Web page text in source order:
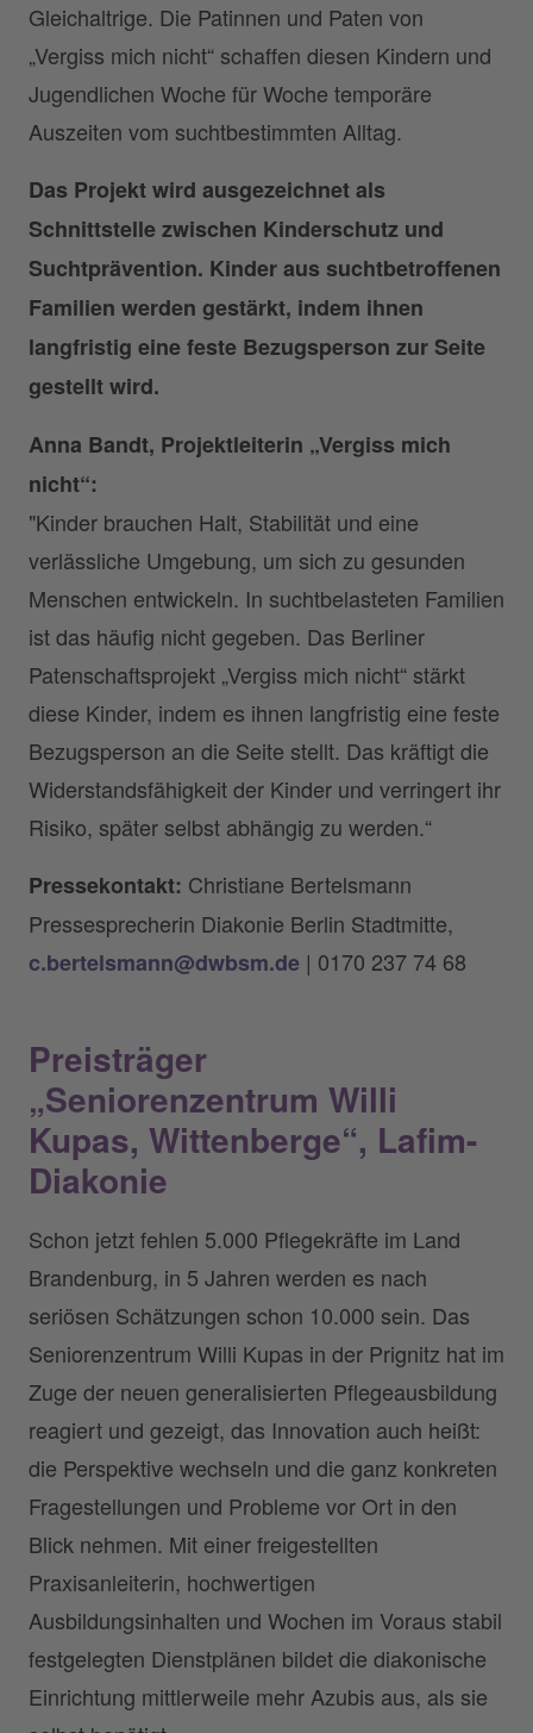
Gleichaltrige. Die Patinnen und Paten von
„Vergiss mich nicht“ schaffen diesen Kindern und
Jugendlichen Woche für Woche temporäre
Auszeiten vom suchtbestimmten Alltag.
Das Projekt wird ausgezeichnetals
Schnittstelle zwischen Kinderschutz und
Suchtprävention. Kinder aus suchtbetroffenen
Familien werden gestärkt, indem ihnen
langfristig eine feste Bezugsperson zur Seite
gestellt wird.
Anna Bandt, Projektleiterin „Vergiss mich
nicht“:
"Kinder brauchen Halt, Stabilität und eine
verlässliche Umgebung, um sich zu gesunden
Menschen entwickeln. In suchtbelasteten Familien
ist das häufig nicht gegeben. Das Berliner
Patenschaftsprojekt „Vergiss mich nicht“ stärkt
diese Kinder, indem es ihnen langfristig eine feste
Bezugsperson an die Seite stellt. Das kräftigt die
Widerstandsfähigkeit der Kinder und verringert ihr
Risiko, später selbst abhängig zu werden.“
Pressekontakt: Christiane Bertelsmann
Pressesprecherin Diakonie Berlin Stadtmitte,
c.bertelsmann@dwbsm.de | 0170 237 74 68
Preisträger
„Seniorenzentrum Willi
Kupas, Wittenberge“, Lafim-
Diakonie
Schon jetzt fehlen 5.000 Pflegekräfte im Land
Brandenburg, in 5 Jahren werden es nach
seriösen Schätzungen schon 10.000 sein. Das
Seniorenzentrum Willi Kupas in der Prignitz hat im
Zuge der neuen generalisierten Pflegeausbildung
reagiert und gezeigt, das Innovation auch heißt:
die Perspektive wechseln und die ganz konkreten
Fragestellungen und Probleme vor Ort in den
Blick nehmen. Mit einer freigestellten
Praxisanleiterin, hochwertigen
Ausbildungsinhalten und Wochen im Voraus stabil
festgelegten Dienstplänen bildet die diakonische
Einrichtung mittlerweile mehr Azubis aus, als sie